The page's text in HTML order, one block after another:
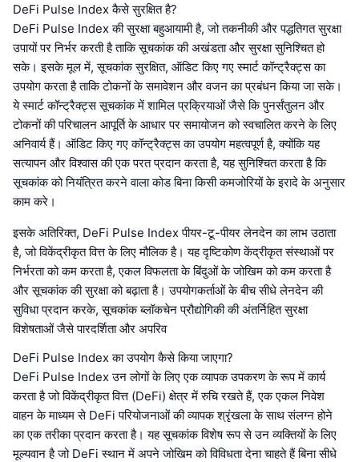
DeFi Pulse Index कैसे सुरक्षित है?
DeFi Pulse Index की सुरक्षा बहुआयामी है, जो तकनीकी और पद्धतिगत सुरक्षा
उपायों पर निर्भर करती है ताकि सूचकांक की अखंडता और सुरक्षा सुनिश्चित हो
सके। इसके मूल में, सूचकांक सुरक्षित, ऑडिट किए गए स्मार्ट कॉन्ट्रैक्ट्स का
उपयोग करता है ताकि टोकनों के समावेशन और वजन का प्रबंधन किया जा सके।
ये स्मार्ट कॉन्ट्रैक्ट्स सूचकांक में शामिल प्रक्रियाओं जैसे कि पुनर्संतुलन और
टोकनों की परिचालन आपूर्ति के आधार पर समायोजन को स्वचालित करने के लिए
अनिवार्य हैं। ऑडिट किए गए कॉन्ट्रैक्ट्स का उपयोग महत्वपूर्ण है, क्योंकि यह
सत्यापन और विश्वास की एक परत प्रदान करता है, यह सुनिश्चित करता है कि
सूचकांक को नियंत्रित करने वाला कोड बिना किसी कमजोरियों के इरादे के अनुसार
काम करे।
इसके अतिरिक्त, DeFi Pulse Index पीयर-टू-पीयर लेनदेन का लाभ उठाता
है, जो विकेंद्रीकृत वित्त के लिए मौलिक है। यह दृष्टिकोण केंद्रीकृत संस्थाओं पर
निर्भरता को कम करता है, एकल विफलता के बिंदुओं के जोखिम को कम करता है
और सूचकांक की सुरक्षा को बढ़ाता है। उपयोगकर्ताओं के बीच सीधे लेनदेन की
सुविधा प्रदान करके, सूचकांक ब्लॉकचेन प्रौद्योगिकी की अंतर्निहित सुरक्षा
विशेषताओं जैसे पारदर्शिता और अपरिव
DeFi Pulse Index का उपयोग कैसे किया जाएगा?
DeFi Pulse Index उन लोगों के लिए एक व्यापक उपकरण के रूप में कार्य
करता है जो विकेंद्रीकृत वित्त (DeFi) क्षेत्र में रुचि रखते हैं, एक एकल निवेश
वाहन के माध्यम से DeFi परियोजनाओं की व्यापक श्रृंखला के साथ संलग्न होने
का एक तरीका प्रदान करता है। यह सूचकांक विशेष रूप से उन व्यक्तियों के लिए
मूल्यवान है जो DeFi स्थान में अपने जोखिम को विविधता देना चाहते हैं बिना सीधे